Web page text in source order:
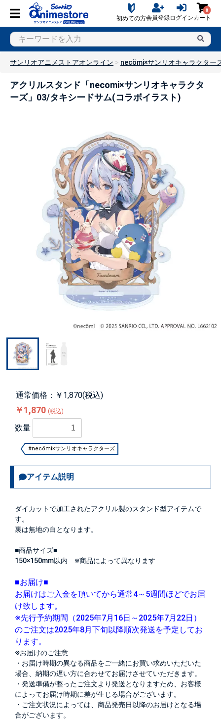
初めての方会員登録ログイン
0
カート
サンリオアニメストアオンライン necömi×サンリオキャラクター
アクリルスタンド「necomi×サンリオキャラクタ
ーズ」03/タキシードサム(コラボイラスト)
通常価格：￥1,870(税込)
￥1,870 (税込)
数量
#necömi×サンリオキャラクターズ
アイテム説明
ダイカットで加工されたアクリル製のスタンド型アイテムで
す。
裏は無地の白となります。
■商品サイズ■
150×150mm以内 ※商品によって異なります
■お届け■
お届けはご入金を頂いてから通常4～5週間ほどでお届
け致します。
※先行予約期間（2025年7月16日～2025年7月22日）
のご注文は2025年8月下旬以降順次発送を予定してお
ります。
※お届けのご注意
・お届け時期の異なる商品をご一緒にお買い求めいただいた
場合、納期の遅い方に合わせてお届けさせていただきます。
・発送準備が整ったご注文より発送となりますため、お客様
によってお届け時期に差が生じる場合がございます。
・ご注文状況によっては、商品発売日以降のお届けとなる場
合がございます。